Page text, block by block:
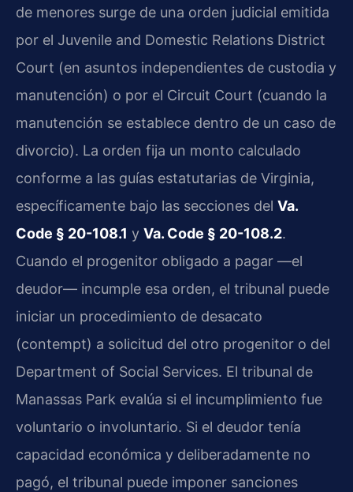
de menores surge de una orden judicial emitida
por el Juvenile and Domestic Relations District
Court (en asuntos independientes de custodia y
manutención) o por el Circuit Court (cuando la
manutención se establece dentro de un caso de
divorcio). La orden fija un monto calculado
conforme a las guías estatutarias de Virginia,
específicamente bajo las secciones del Va.
Code § 20-108.1 y Va. Code § 20-108.2.
Cuando el progenitor obligado a pagar —el
deudor— incumple esa orden, el tribunal puede
iniciar un procedimiento de desacato
(contempt) a solicitud del otro progenitor o del
Department of Social Services. El tribunal de
Manassas Park evalúa si el incumplimiento fue
voluntario o involuntario. Si el deudor tenía
capacidad económica y deliberadamente no
pagó, el tribunal puede imponer sanciones